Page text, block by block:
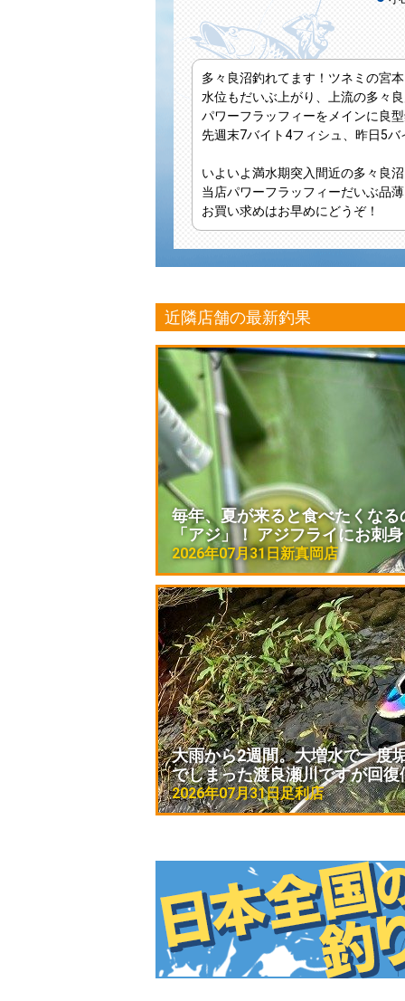
多々良沼釣れてます！ツネミの宮
水位もだいぶ上がり、上流の多々
パワーフラッフィーをメインに良
先週末7バイト4フィシュ、昨日5
いよいよ満水期突入間近の多々良
当店パワーフラッフィーだいぶ品
お買い求めはお早めにどうぞ！
近隣店舗の最新釣果
毎年、夏が来ると食べたくなる
「アジ」！ アジフライにお刺
2026年07月31日新真岡店
大雨から2週間。大増水で一度
でしまった渡良瀬川ですが回
2026年07月31日足利店